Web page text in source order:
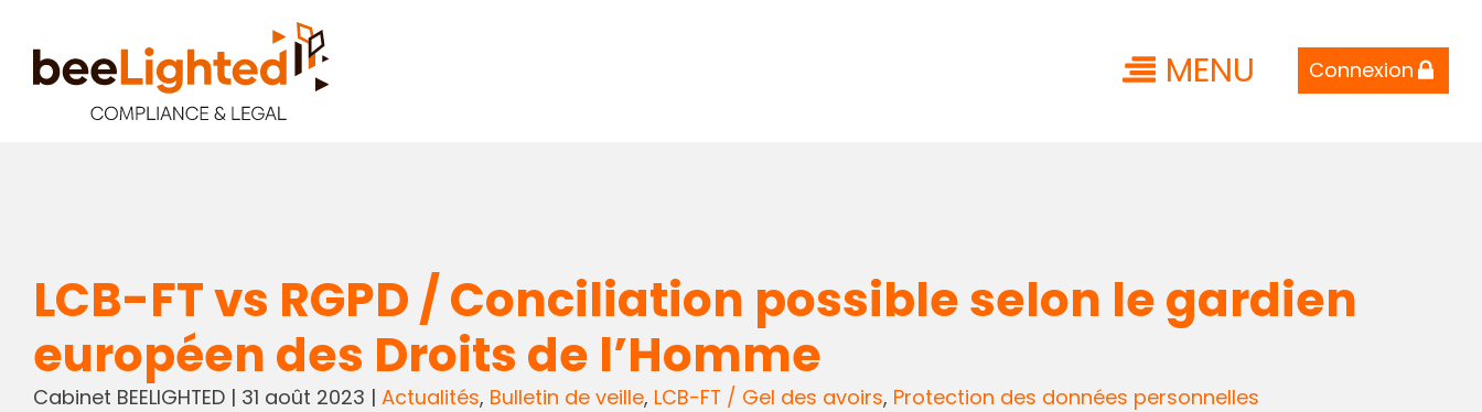
MENU Connexion
LCB-FT vs RGPD / Conciliation possible selon le gardien
européen des Droits de l’Homme
Cabinet BEELIGHTED| 31 août 2023 | Actualités, Bulletin de veille, LCB-FT / Gel des avoirs, Protection des données personnelles